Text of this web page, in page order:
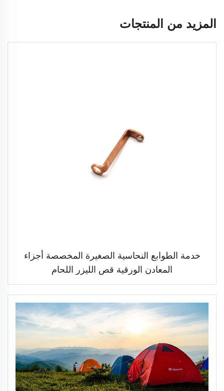
المزيد من المنتجات
خدمة الطوابع النحاسية الصغيرة المخصصة أجزاء
المعادن الورقية قص الليزر اللحام